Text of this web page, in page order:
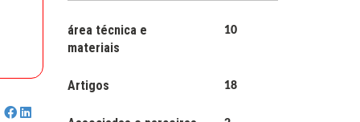
área técnica e
materiais
10
Artigos 18